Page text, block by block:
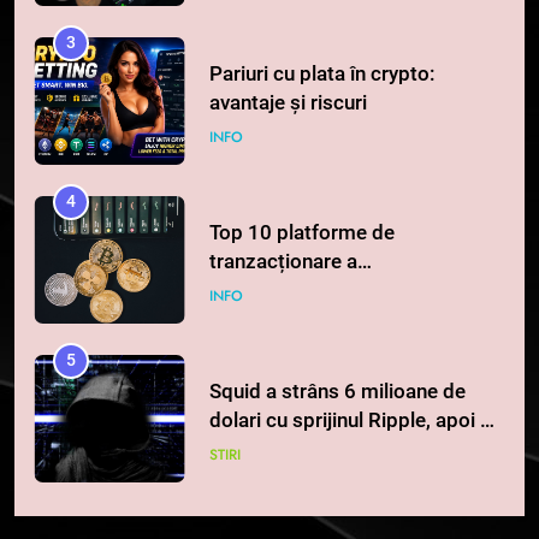
3
Pariuri cu plata în crypto:
avantaje și riscuri
INFO
4
Top 10 platforme de
tranzacționare a
criptomonedelor în 2026
INFO
5
Squid a strâns 6 milioane de
dolari cu sprijinul Ripple, apoi a
pierdut jumătate din aceștia
STIRI
6